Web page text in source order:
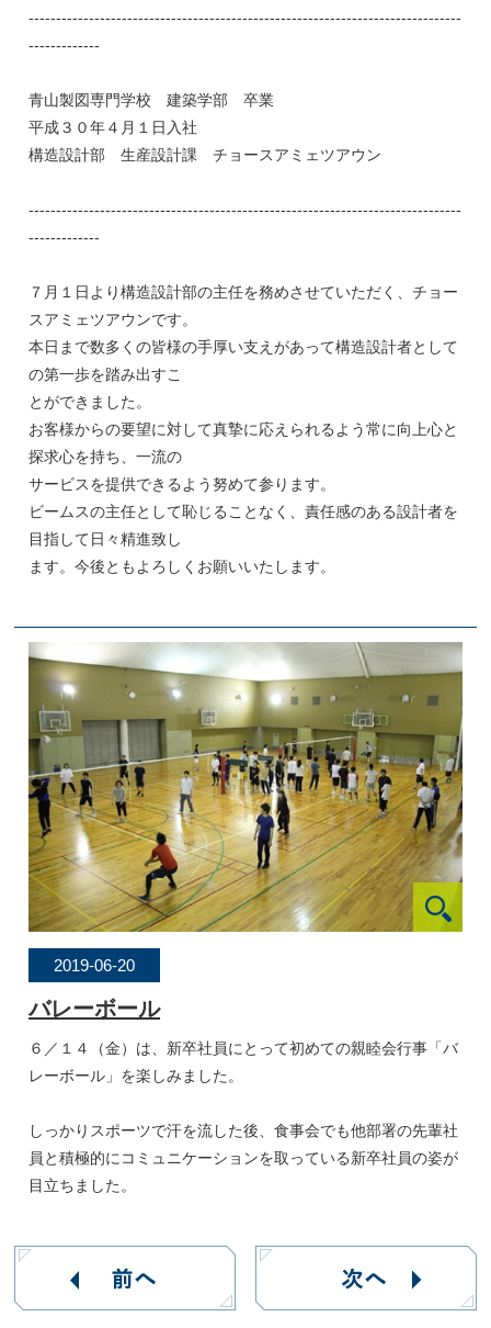
-------------------------------------------------------------------------------
-------------
青山製図専門学校 建築学部 卒業
平成３０年４月１日入社
構造設計部 生産設計課 チョースアミェツアウン
-------------------------------------------------------------------------------
-------------
７月１日より構造設計部の主任を務めさせていただく、チョー
スアミェツアウンです。
本日まで数多くの皆様の手厚い支えがあって構造設計者として
の第一歩を踏み出すこ
とができました。
お客様からの要望に対して真摯に応えられるよう常に向上心と
探求心を持ち、一流の
サービスを提供できるよう努めて参ります。
ビームスの主任として恥じることなく、責任感のある設計者を
目指して日々精進致し
ます。今後ともよろしくお願いいたします。
2019-06-20
バレーボール
６／１４（金）は、新卒社員にとって初めての親睦会行事「バ
レーボール」を楽しみました。
しっかりスポーツで汗を流した後、食事会でも他部署の先輩社
員と積極的にコミュニケーションを取っている新卒社員の姿が
目立ちました。